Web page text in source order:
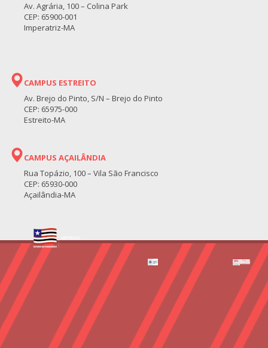
Av. Agrária, 100 – Colina Park
CEP: 65900-001
Imperatriz-MA
CAMPUS ESTREITO
Av. Brejo do Pinto, S/N – Brejo do Pinto
CEP: 65975-000
Estreito-MA
CAMPUS AÇAILÂNDIA
Rua Topázio, 100 – Vila São Francisco
CEP: 65930-000
Açailândia-MA